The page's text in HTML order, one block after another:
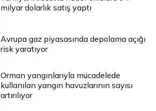
milyar dolarlık satış yaptı
Avrupa gaz piyasasında depolama açığı
risk yaratıyor
Orman yangınlarıyla mücadelede
kullanılan yangın havuzlarının sayısı
artırılıyor